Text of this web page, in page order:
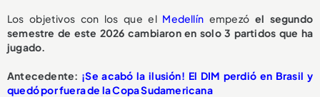
Los objetivos con los que el Medellín empezóel segundo
semestre de este 2026 cambiaron en solo 3 partidos que ha
jugado.
Antecedente: ¡Se acabó la ilusión! El DIM perdió en Brasil y
quedó por fuera de la Copa Sudamericana